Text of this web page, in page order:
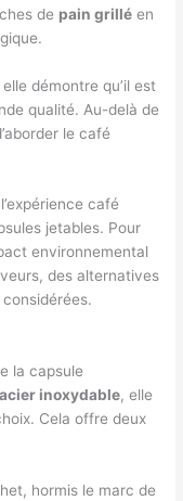
de pain grillé en
démontre qu’il est
qualité. Au-delà de
le café
café
jetables. Pour
environnemental
des alternatives
la capsule
acier inoxydable, elle
Cela offre deux
hormis le marc de